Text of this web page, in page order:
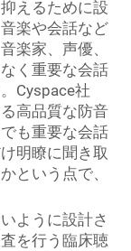
えるために設
楽や会話など
楽家、声優、
く重要な会話
Cyspace社
高品質な防音
も重要な会話
明瞭に聞き取
という点で、
ように設計さ
を行う臨床聴